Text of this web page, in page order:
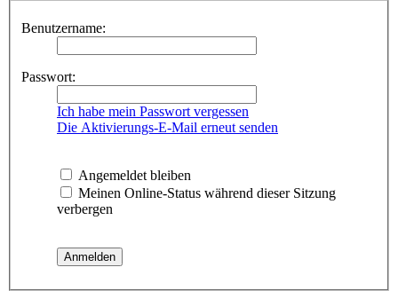
Benutzername:
Passwort:
Ich habe mein Passwort vergessen
Die Aktivierungs-E-Mail erneut senden
Angemeldet bleiben
Meinen Online-Status während dieser Sitzung
verbergen